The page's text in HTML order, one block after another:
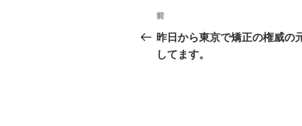
投
稿
ナ
過
去
の
前
昨日から東京で矯正の権威の
してます。